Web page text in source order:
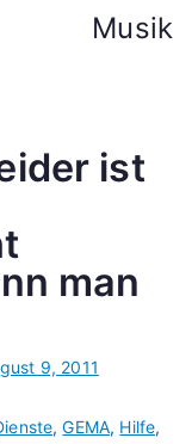
Musik
ist
man
9, 2011
,GEMA, Hilfe,